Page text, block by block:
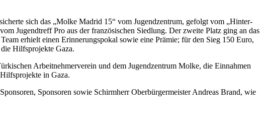
sich das „Molke Madrid 15“ vom Jugendzentrum, gefolgt vom „Hinter-
Jugendtreff Pro aus der französischen Siedlung. Der zweite Platz ging an das
erhielt einen Erinnerungspokal sowie eine Prämie; für den Sieg 150 Euro,
Hilfsprojekte Gaza.
Arbeitnehmerverein und dem Jugendzentrum Molke, die Einnahmen
in Gaza.
Sponsoren sowie Schirmherr Oberbürgermeister Andreas Brand, wie